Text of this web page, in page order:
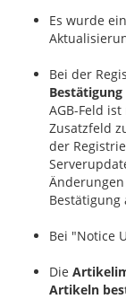
Es wurde
Bei der
Bestätigung
AGB-Feld
Zusatzfeld
der
Bestätigung
Bei "Notice
Die
Artikeln